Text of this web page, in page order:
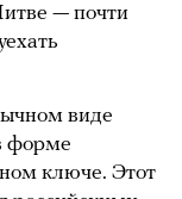
— почти
виде
форме
ключе. Этот